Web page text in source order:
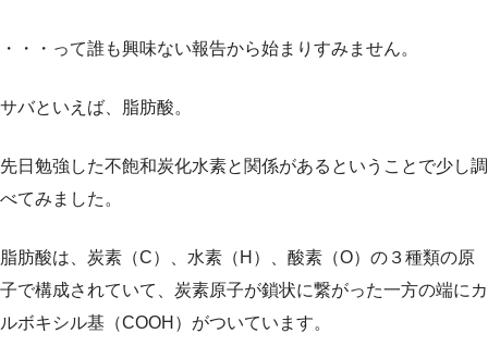
・・・って誰も興味ない報告から始まりすみません。
サバといえば、脂肪酸。
先日勉強した不飽和炭化水素と関係があるということで少し調
べてみました。
脂肪酸は、炭素（C）、水素（H）、酸素（O）の３種類の原
子で構成されていて、炭素原子が鎖状に繋がった一方の端にカ
ルボキシル基（COOH）がついています。